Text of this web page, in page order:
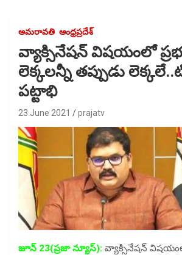
అమరావతి ఆంధ్రప్రదేశ్
వ్యాక్సినేషన్ విషయంలో
లెక్కలన్నీ తప్పుడు
పట్టాభి
23 June 2021 prajatv
జూన్ 23(ప్రజా న్యూస్): వ్యాక్సినేషన్